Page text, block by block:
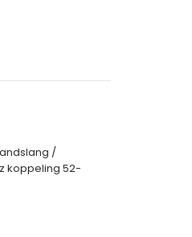
/
koppeling 52-